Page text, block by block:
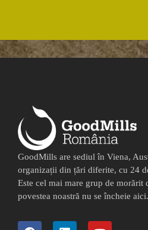
GoodMills are sediul în Viena,
organizații din țări diferite, cu 24
Este cel mai mare grup de morărit
povestea noastră nu se încheie aici.